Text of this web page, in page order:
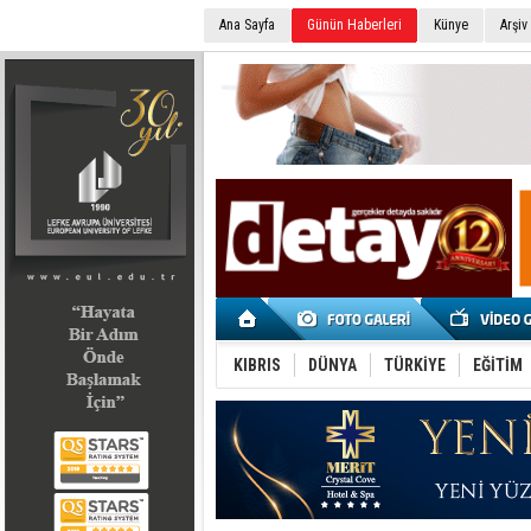
Ana Sayfa Günün Haberleri Künye Arşiv
KIBRIS DÜNYA TÜRKİYE EĞİTİM